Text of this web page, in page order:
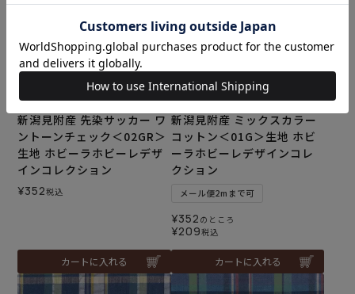
新潟見附産 先染サッカー ワ
ントーンチェック＜02GR＞
生地 ホビーラホビーレデザ
インコレクション
¥352税込
カートに入れる
新潟見附産 ミックスカラー
コットン＜01G＞生地 ホビ
ーラホビーレデザインコレ
クション
メール便2mまで可
¥352 のところ
¥209税込
カートに入れる